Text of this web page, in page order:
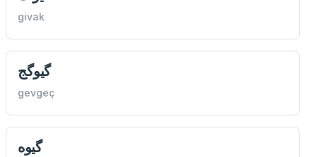
givak
گیوگج
gevgeç
گیوه